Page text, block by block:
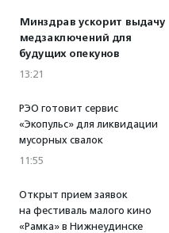
Минздрав ускорит выдачу
медзаключений для
будущих опекунов
13:21
РЭО готовит сервис
«Экопульс» для ликвидации
мусорных свалок
11:55
Открыт прием заявок
на фестиваль малого кино
«Рамка» в Нижнеудинске